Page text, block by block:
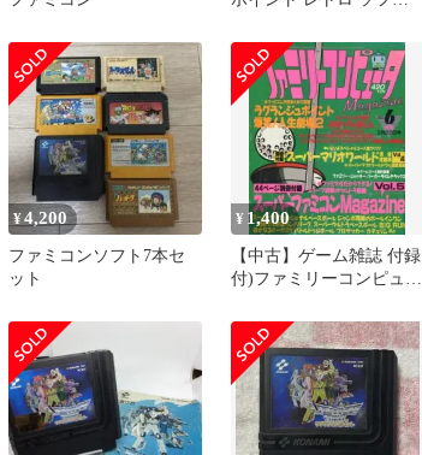
¥4,200
ファミコンソフト7本セ
ット
¥ 1,400
【中古】ゲーム雑誌 付録
付)ファミリーコンピュー
日号